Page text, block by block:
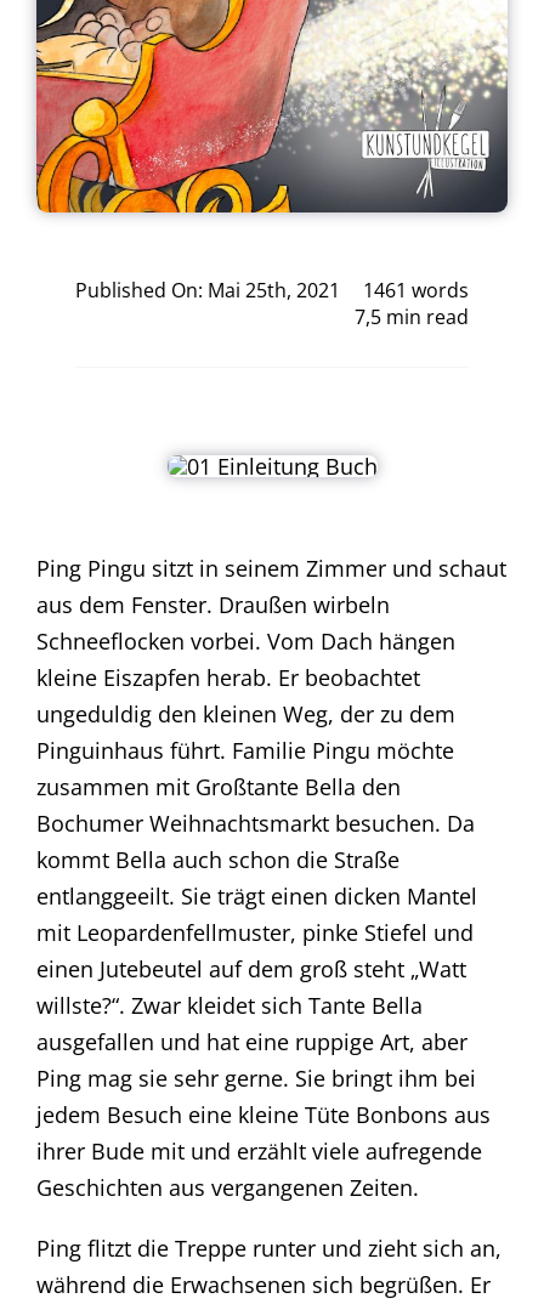
Published On: Mai 25th, 2021
1461 words
7,5 min read
Ping Pingu sitzt in seinem Zimmer und schaut
aus dem Fenster. Draußen wirbeln
Schneeflocken vorbei. Vom Dach hängen
kleine Eiszapfen herab. Er beobachtet
ungeduldig den kleinen Weg, der zu dem
Pinguinhaus führt. Familie Pingu möchte
zusammen mit Großtante Bella den
Bochumer Weihnachtsmarkt besuchen. Da
kommt Bella auch schon die Straße
entlanggeeilt. Sie trägt einen dicken Mantel
mit Leopardenfellmuster, pinke Stiefel und
einen Jutebeutel auf dem groß steht „Watt
willste?“. Zwar kleidet sich Tante Bella
ausgefallen und hat eine ruppige Art, aber
Ping mag sie sehr gerne. Sie bringt ihm bei
jedem Besuch eine kleine Tüte Bonbons aus
ihrer Bude mit und erzählt viele aufregende
Geschichten aus vergangenen Zeiten.
Ping flitzt die Treppe runter und zieht sich an,
während die Erwachsenen sich begrüßen. Er